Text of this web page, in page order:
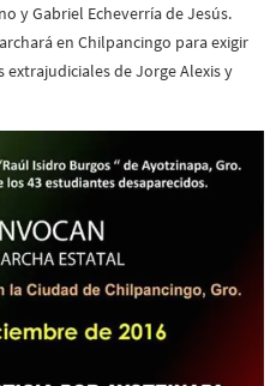
y Gabriel Echeverría de Jesús.
en Chilpancingo para exigir
de Jorge Alexis y